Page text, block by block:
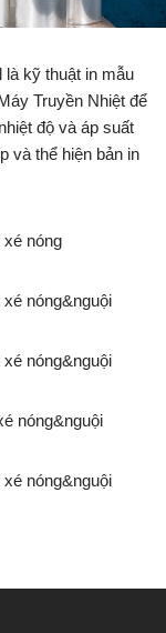
là kỹ thuật in mẫu
Truyền Nhiệt để
độ và áp suất
và thể hiện bản in
xé nóng
nóng&nguội
nóng&nguội
nóng&nguội
nóng&nguội